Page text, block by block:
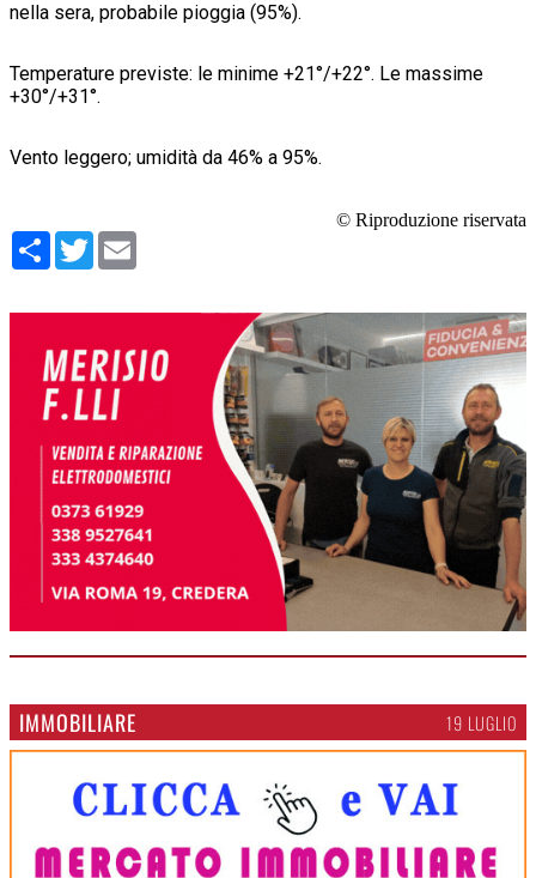
nella sera, probabile pioggia (95%).
Temperature previste: le minime +21°/+22°. Le massime
+30°/+31°.
Vento leggero; umidità da 46% a 95%.
© Riproduzione riservata
Condividi
Twitter
IMMOBILIARE 19 LUGLIO